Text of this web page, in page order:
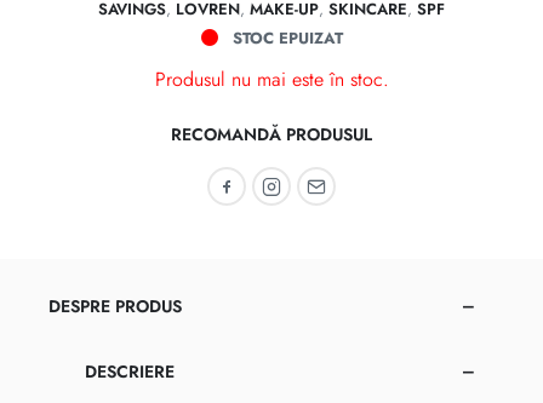
SAVINGS, LOVREN, MAKE-UP, SKINCARE, SPF
STOC EPUIZAT
Produsul nu mai este în stoc.
RECOMANDĂ PRODUSUL
Recomandă pe Facebook
Recomandă pe Instagram
Recomandă prin email
DESPRE PRODUS
DESCRIERE